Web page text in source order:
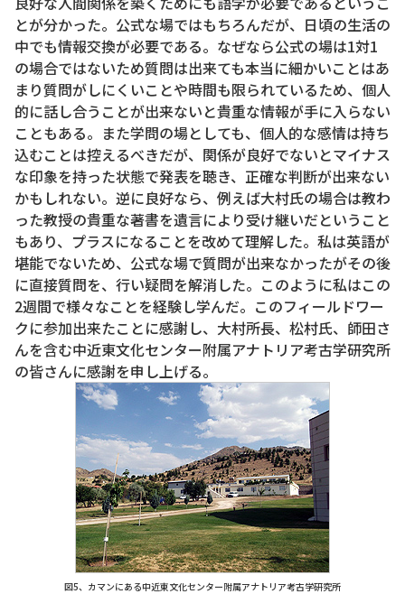
とが分かった。公式な場ではもちろんだが、日頃の生活の
中でも情報交換が必要である。なぜなら公式の場は1対1
の場合ではないため質問は出来ても本当に細かいことはあ
まり質問がしにくいことや時間も限られているため、個人
的に話し合うことが出来ないと貴重な情報が手に入らない
こともある。また学問の場としても、個人的な感情は持ち
込むことは控えるべきだが、関係が良好でないとマイナス
な印象を持った状態で発表を聴き、正確な判断が出来ない
かもしれない。逆に良好なら、例えば大村氏の場合は教わ
った教授の貴重な著書を遺言により受け継いだということ
もあり、プラスになることを改めて理解した。私は英語が
堪能でないため、公式な場で質問が出来なかったがその後
に直接質問を、行い疑問を解消した。このように私はこの
2週間で様々なことを経験し学んだ。このフィールドワー
クに参加出来たことに感謝し、大村所長、松村氏、師田さ
んを含む中近東文化センター附属アナトリア考古学研究所
の皆さんに感謝を申し上げる。
図5、カマンにある中近東文化センター附属アナトリア考古学研究所